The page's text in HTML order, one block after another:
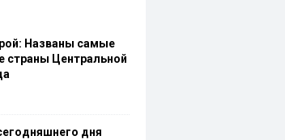
Названы самые
страны Центральной
дня